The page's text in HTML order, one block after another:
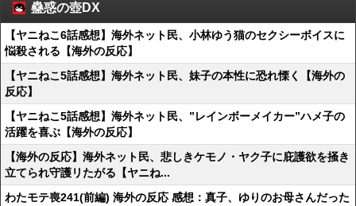
蠱惑の壺DX
【ヤニねこ6話感想】海外ネット民、小林ゆう猫のセクシーボイスに
悩殺される【海外の反応】
【ヤニねこ5話感想】海外ネット民、妹子の本性に恐れ慄く【海外の
反応】
【ヤニねこ5話感想】海外ネット民、”レインボーメイカー”ハメ子の
活躍を喜ぶ【海外の反応】
【海外の反応】海外ネット民、悲しきケモノ・ヤク子に庇護欲を掻き
立てられ守護リたがる【ヤニね...
わたモテ喪241(前編) 海外の反応 感想：真子、ゆりのお母さんだった